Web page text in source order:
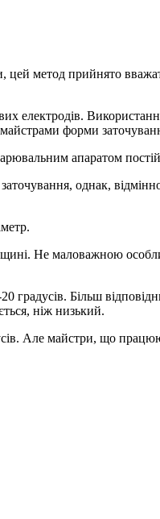
цей метод прийнято
електродів.
форми
апаратом
однак,
Не маловажною
градусів. Більш
ніж низький.
Але майстри, що